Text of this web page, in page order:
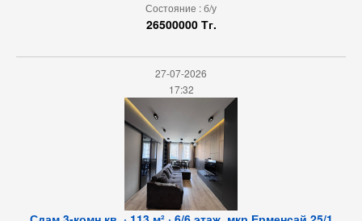
Состояние : б/у
26500000 Тг.
27-07-2026
17:32